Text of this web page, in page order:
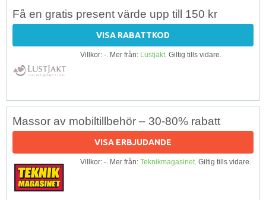
Få en gratis present värde upp till 150 kr
VISA RABATTKOD
Villkor: -. Mer från: Lustjakt. Giltig tills vidare.
Massor av mobiltillbehör – 30-80% rabatt
VISA ERBJUDANDE
Villkor: -. Mer från: Teknikmagasinet. Giltig tills vidare.